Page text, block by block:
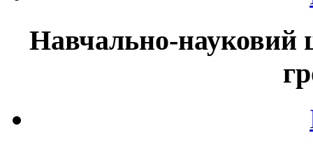
Навчально-науковий